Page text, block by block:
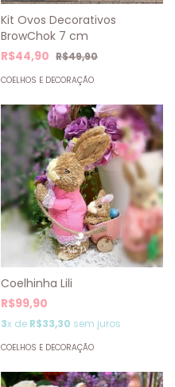
Kit Ovos Decorativos
BrowChok 7 cm
R$44,90 R$49,90
COELHOS E DECORAÇÃO
Coelhinha Lili
R$99,90
3x de R$33,30 sem juros
COELHOS E DECORAÇÃO